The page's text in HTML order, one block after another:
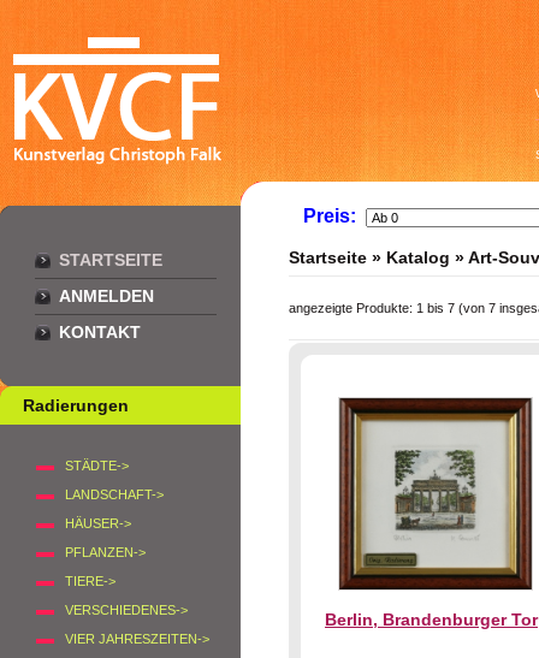
STARTSEITE
ANMELDEN
KONTAKT
Radierungen
STÄDTE->
LANDSCHAFT->
HÄUSER->
PFLANZEN->
TIERE->
VERSCHIEDENES->
VIER JAHRESZEITEN->
Preis:
Startseite » Katalog »Art-
angezeigte Produkte: 1 bis 7 (von 7
Berlin, Brandenburger Tor